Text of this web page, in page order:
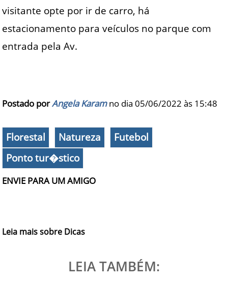
visitante opte por ir de carro, há
estacionamento para veículos no parque com
entrada pela Av.
Postado porAngela Karamno dia 05/06/2022 às 15:48
Florestal Natureza
Futebol
Ponto tur�stico
ENVIE PARA UM AMIGO
Leia mais sobre Dicas
LEIA TAMBÉM: